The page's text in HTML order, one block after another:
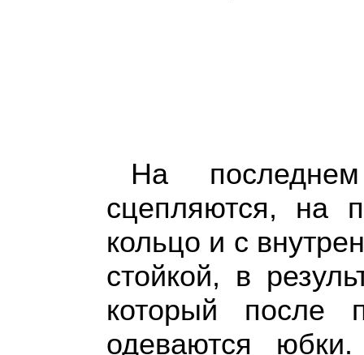
На
сцепляются, на
кольцо и с
стойкой, в
который после
одеваются